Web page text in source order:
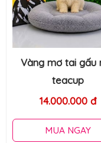
Vàng mơ
7.500.000 đ
MUA NGAY